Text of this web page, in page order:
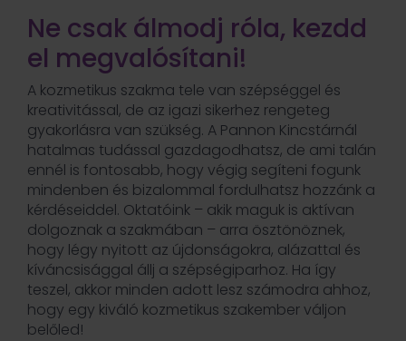
Ne csak álmodj róla, kezdd
el megvalósítani!
A kozmetikus szakma tele van szépséggel és
kreativitással, de az igazi sikerhez rengeteg
gyakorlásra van szükség. A Pannon Kincstárnál
hatalmas tudással gazdagodhatsz, de ami talán
ennél is fontosabb, hogy végig segíteni fogunk
mindenben és bizalommal fordulhatsz hozzánk a
kérdéseiddel. Oktatóink – akik maguk is aktívan
dolgoznak a szakmában – arra ösztönöznek,
hogy légy nyitott az újdonságokra, alázattal és
kíváncsisággal állj a szépségiparhoz. Ha így
teszel, akkor minden adott lesz számodra ahhoz,
hogy egy kiváló kozmetikus szakember váljon
belőled!